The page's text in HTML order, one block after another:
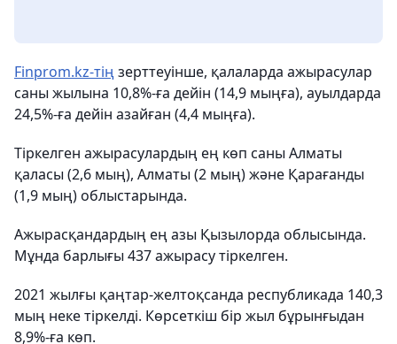
Finprom.kz-тің зерттеуінше, қалаларда ажырасулар
саны жылына 10,8%-ға дейін (14,9 мыңға), ауылдарда
24,5%-ға дейін азайған (4,4 мыңға).
Тіркелген ажырасулардың ең көп саны Алматы
қаласы (2,6 мың), Алматы (2 мың) және Қарағанды ​​
(1,9 мың) облыстарында.
Ажырасқандардың ең азы Қызылорда облысында.
Мұнда барлығы 437 ажырасу тіркелген.
2021 жылғы қаңтар-желтоқсанда республикада 140,3
мың неке тіркелді. Көрсеткіш бір жыл бұрынғыдан
8,9%-ға көп.